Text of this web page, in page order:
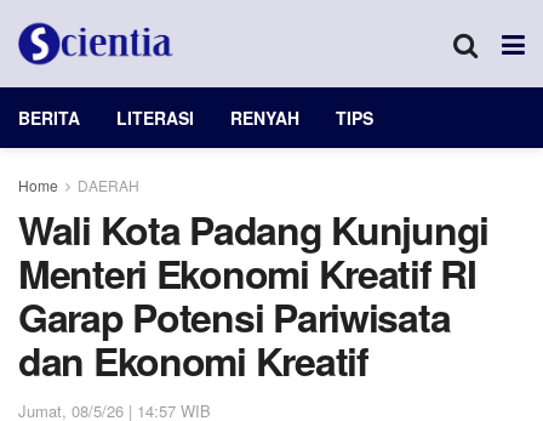
BERITA LITERASI RENYAH TIPS
Home DAERAH
Wali Kota Padang Kunjungi
Menteri Ekonomi Kreatif RI
Garap Potensi Pariwisata
dan Ekonomi Kreatif
Jumat, 08/5/26 | 14:57 WIB